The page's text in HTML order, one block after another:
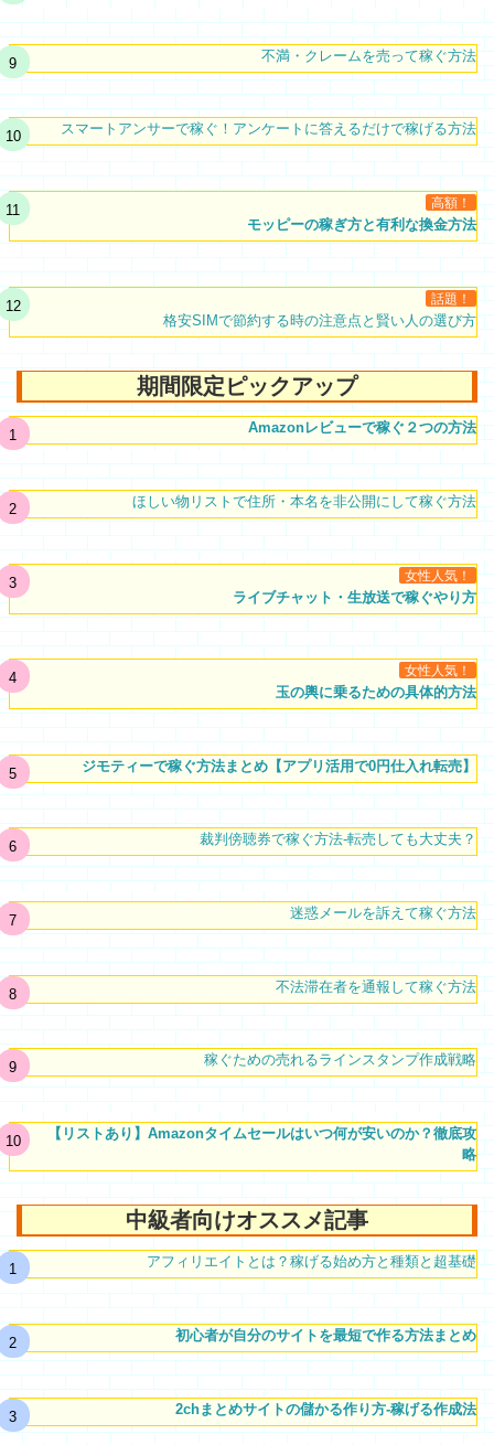
不満・クレームを売って稼ぐ方法
スマートアンサーで稼ぐ！アンケートに答えるだけで稼げる方法
高額！
モッピーの稼ぎ方と有利な換金方法
話題！
格安SIMで節約する時の注意点と賢い人の選び方
期間限定ピックアップ
Amazonレビューで稼ぐ２つの方法
ほしい物リストで住所・本名を非公開にして稼ぐ方法
女性人気！
ライブチャット・生放送で稼ぐやり方
女性人気！
玉の輿に乗るための具体的方法
ジモティーで稼ぐ方法まとめ【アプリ活用で0円仕入れ転売】
裁判傍聴券で稼ぐ方法-転売しても大丈夫？
迷惑メールを訴えて稼ぐ方法
不法滞在者を通報して稼ぐ方法
稼ぐための売れるラインスタンプ作成戦略
【リストあり】Amazonタイムセールはいつ何が安いのか？徹底攻
略
中級者向けオススメ記事
アフィリエイトとは？稼げる始め方と種類と超基礎
初心者が自分のサイトを最短で作る方法まとめ
2chまとめサイトの儲かる作り方-稼げる作成法